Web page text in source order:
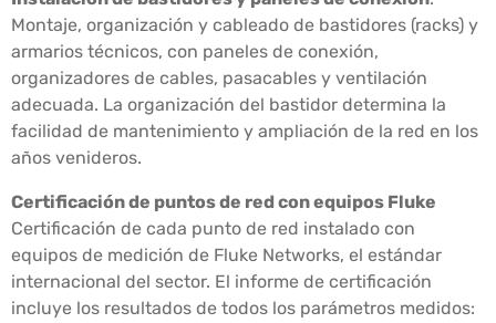
Montaje, organización y cableado de bastidores (racks) y
armarios técnicos, con paneles de conexión,
organizadores de cables, pasacables y ventilación
adecuada. La organización del bastidor determina la
facilidad de mantenimiento y ampliación de la red en los
años venideros.
Certificación de puntos de red con equipos Fluke
Certificación de cada punto de red instalado con
equipos de medición de Fluke Networks, el estándar
internacional del sector. El informe de certificación
incluye los resultados de todos los parámetros medidos: